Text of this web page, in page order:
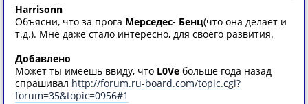
Harrisonn
Объясни, что за прога Мерседес- Бенц(что она делает и
т.д.). Мне даже стало интересно, для своего развития.
Добавлено
Может ты имеешь ввиду, что L0Ve больше года назад
спрашивал http://forum.ru-board.com/topic.cgi?
forum=35&topic=0956#1